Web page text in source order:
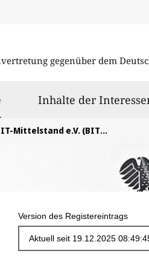
gegenüber dem
ausgewähltInhalte der
Mittelstand e.V. (BITMi)
Version des Registereintrags